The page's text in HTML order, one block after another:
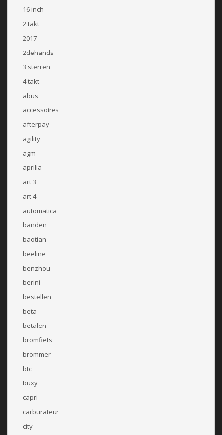
16 inch
2 takt
2017
2dehands
3 sterren
4 takt
abus
accessoires
afterpay
agility
agm
aprilia
art 3
art 4
automatica
banden
baotian
beeline
benzhou
berini
bestellen
beta
betalen
bromfiets
brommer
btc
buxy
capri
carburateur
city